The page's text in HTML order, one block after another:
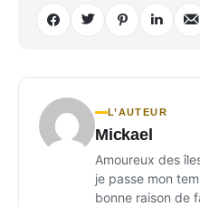
L’AUTEUR
Mickael
Amoureux des
je passe mon
bonne raison de